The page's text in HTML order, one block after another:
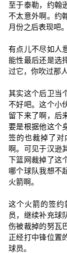
至于泰勒，约翰
不太意外啊。约
月份之后表现吧。
有点儿不尽如人
能性最后还是选
过它，你吹过那人
其实这个后卫当
不好吧。这个小
留下来了啊，后
要是根据他这个
签的也裁掉了对
啊。可见于汉逊
下篮网裁掉了这
哪个球队我想不
火箭啊。
这个火箭的签约
员，继续补充球
伤被裁掉的努瓦
正经打中锋位置
球员。